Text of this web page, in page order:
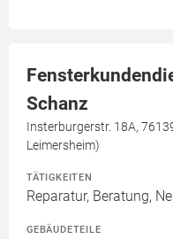
Schanz
Insterburgerstr. 18A,
Leimersheim)
TÄTIGKEITEN
Reparatur, Beratung,
GEBÄUDETEILE